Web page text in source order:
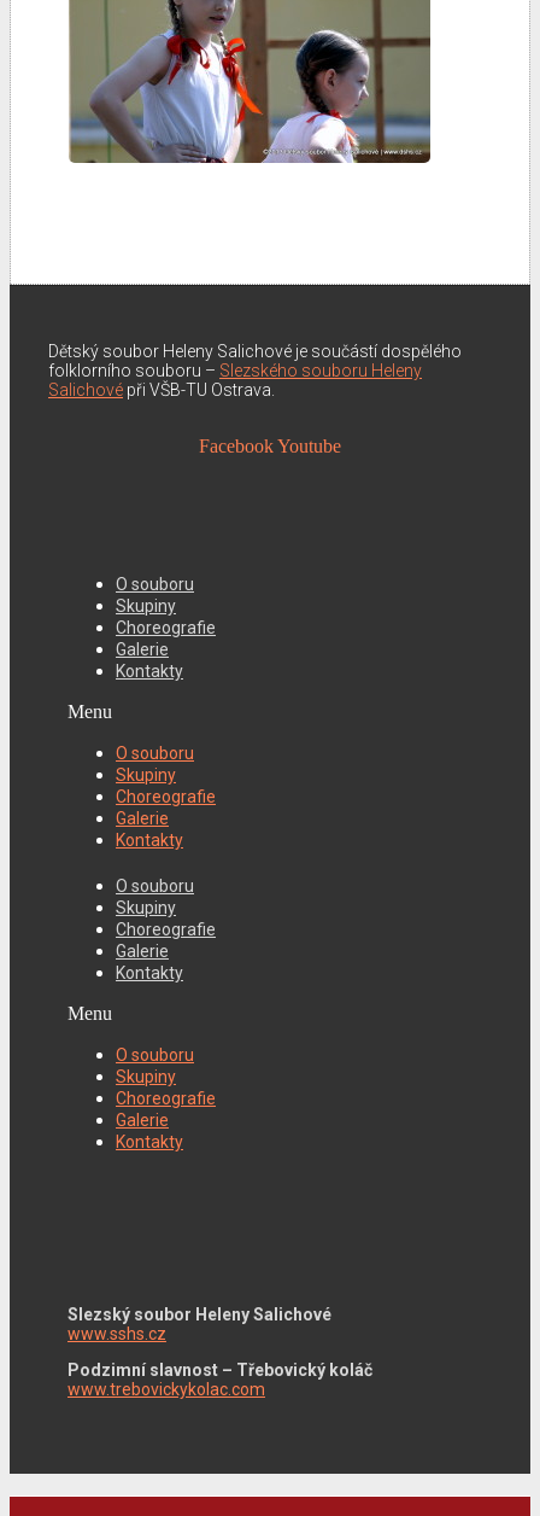
Dětský soubor Heleny Salichové je součástí dospělého
folklorního souboru – Slezského souboru Heleny
Salichové při VŠB-TU Ostrava.
FacebookYoutube
O souboru
Skupiny
Choreografie
Galerie
Kontakty
Menu
O souboru
Skupiny
Choreografie
Galerie
Kontakty
O souboru
Skupiny
Choreografie
Galerie
Kontakty
Menu
O souboru
Skupiny
Choreografie
Galerie
Kontakty
Slezský soubor Heleny Salichové
www.sshs.cz
Podzimní slavnost – Třebovický koláč
www.trebovickykolac.com